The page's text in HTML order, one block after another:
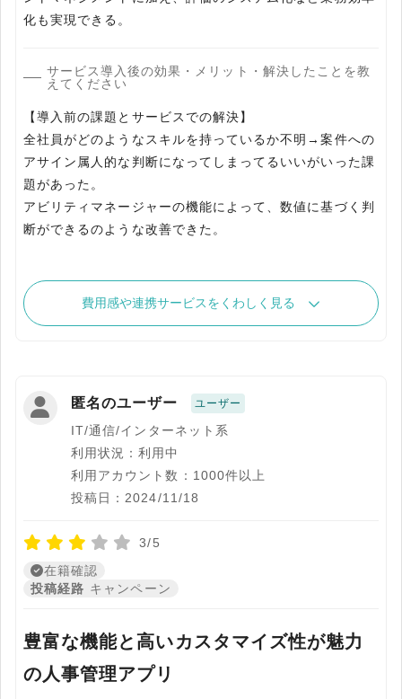
化も実現できる。
サービス導入後の効果・メリット・解決したことを教
えてください
【導入前の課題とサービスでの解決】
全社員がどのようなスキルを持っているか不明→案件への
アサイン属人的な判断になってしまってるいいがいった課
題があった。
アビリティマネージャーの機能によって、数値に基づく判
断ができるのような改善できた。
費用感や連携サービスをくわしく見る
匿名のユーザー ユーザー
IT/通信/インターネット系
利用状況：利用中
利用アカウント数：1000件以上
投稿日：2024/11/18
3/5
在籍確認
投稿経路 キャンペーン
豊富な機能と高いカスタマイズ性が魅力
の人事管理アプリ